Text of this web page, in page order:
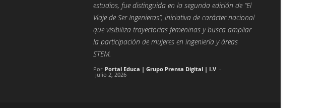
estudios, fue distinguida en la segunda edición de “El
Viaje de Ser Ingenieras”, iniciativa de carácter nacional
que visibiliza trayectorias femeninas y busca ampliar
la participación de mujeres en ingeniería y áreas
STEM.
Por Portal Educa | Grupo Prensa Digital | I.V -
julio 2, 2026